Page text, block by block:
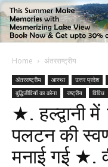
Home अंतरराष्ट्रीय
अंतरराष्ट्रीय आस्था उत्तर प्रदेश
बुद्धिजीवियों का कोना
राष्ट्रीय विविध
★. हल्द्वानी
पलटन की
मनाई गई ★.